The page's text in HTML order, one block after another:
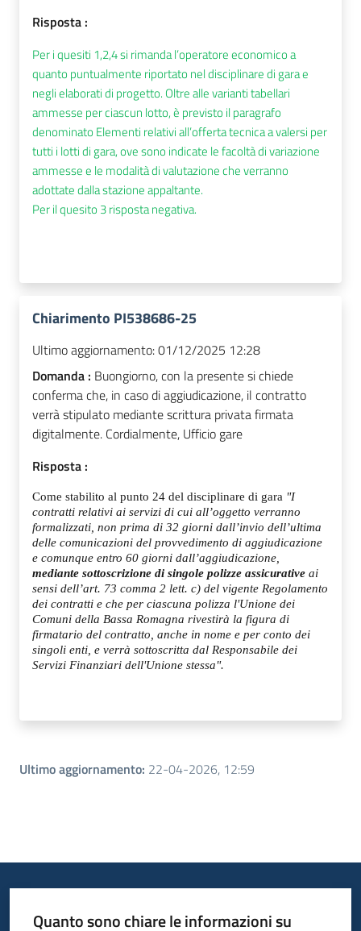
Risposta :
Per i quesiti 1,2,4 si rimanda l’operatore economico a
quanto puntualmente riportato nel disciplinare di gara e
negli elaborati di progetto. Oltre alle varianti tabellari
ammesse per ciascun lotto, è previsto il paragrafo
denominato Elementi relativi all’offerta tecnica a valersi per
tutti i lotti di gara, ove sono indicate le facoltà di variazione
ammesse e le modalità di valutazione che verranno
adottate dalla stazione appaltante.
Per il quesito 3 risposta negativa.
Chiarimento PI538686-25
Ultimo aggiornamento:01/12/2025 12:28
Domanda : Buongiorno, con la presente si chiede
conferma che, in caso di aggiudicazione, il contratto
verrà stipulato mediante scrittura privata firmata
digitalmente. Cordialmente, Ufficio gare
Risposta :
Come stabilito al punto 24 del disciplinare di gara "I
contratti relativi ai servizi di cui all’oggetto verranno
formalizzati, non prima di 32 giorni dall’invio dell’ultima
delle comunicazioni del provvedimento di aggiudicazione
e comunque entro 60 giorni dall’aggiudicazione,
mediante sottoscrizione di singole polizze assicurative ai
sensi dell’art. 73 comma 2 lett. c) del vigente Regolamento
dei contratti e che per ciascuna polizza l'Unione dei
Comuni della Bassa Romagna rivestirà la figura di
firmatario del contratto, anche in nome e per conto dei
singoli enti, e verrà sottoscritta dal Responsabile dei
Servizi Finanziari dell'Unione stessa".
Ultimo aggiornamento: 22-04-2026, 12:59
Quanto sono chiare le informazioni su